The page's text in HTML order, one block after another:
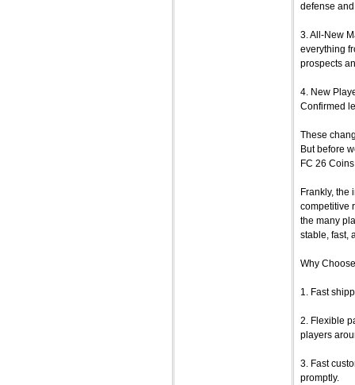
defense
3. All-New
everything
prospects
4. New
Confirmed
These
But before
FC 26
Frankly, the
competitive
the many
stable, fast,
Why
1. Fast
2. Flexible
players
3. Fast
promptly.